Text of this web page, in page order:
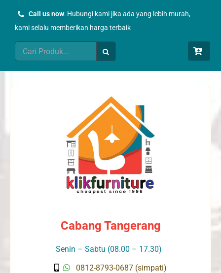
Call us now: Hubungi kami jika ada yang lebih murah,
kami selalu memberikan harga terbaik
Search
for:
Cabang Tangerang
Senin – Sabtu (08.00 – 17.30)
0812-8793-0687 (simpati)